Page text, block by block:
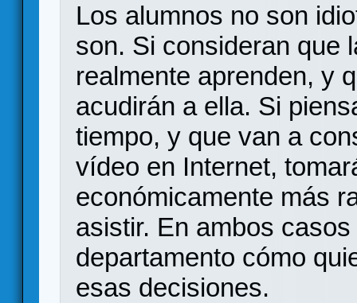
Los alumnos no son
son. Si consideran que
realmente aprenden, y
acudirán a ella. Si
tiempo, y que van a
vídeo en Internet,
económicamente más
asistir. En ambos
departamento cómo
esas decisiones.